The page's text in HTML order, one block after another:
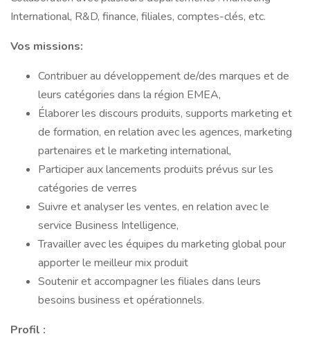
International, R&D, finance, filiales, comptes-clés, etc.
Vos missions:
Contribuer au développement de/des marques et de
leurs catégories dans la région EMEA,
Élaborer les discours produits, supports marketing et
de formation, en relation avec les agences, marketing
partenaires et le marketing international,
Participer aux lancements produits prévus sur les
catégories de verres
Suivre et analyser les ventes, en relation avec le
service Business Intelligence,
Travailler avec les équipes du marketing global pour
apporter le meilleur mix produit
Soutenir et accompagner les filiales dans leurs
besoins business et opérationnels.
Profil :